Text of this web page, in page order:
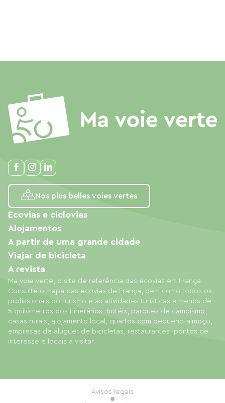
Nos plus belles voies vertes
Ma voie verte, o site de referência das ecovias em França.
Consulte o mapa das ecovias de França, bem como todos os
profissionais do turismo e as atividades turísticas a menos de
5 quilómetros dos itinerários: hotéis, parques de campismo,
casas rurais, alojamento local, quartos com pequeno-almoço,
empresas de aluguer de bicicletas, restaurantes, pontos de
interesse e locais a visitar.
Ecovias e ciclovias
Alojamentos
A partir de uma grande cidade
Viajar de bicicleta
A revista
Avisos legais